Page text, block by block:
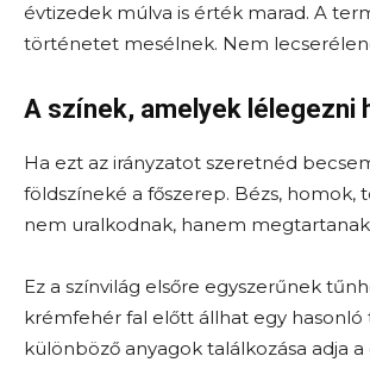
évtizedek múlva is érték marad. A
történetet mesélnek. Nem
A színek, amelyek lélegezni
Ha ezt az irányzatot szeretnéd
földszíneké a főszerep. Bézs,
nem uralkodnak, hanem
Ez a színvilág elsőre egyszerűnek
krémfehér fal előtt állhat egy hasonló
különböző anyagok találkozása adja